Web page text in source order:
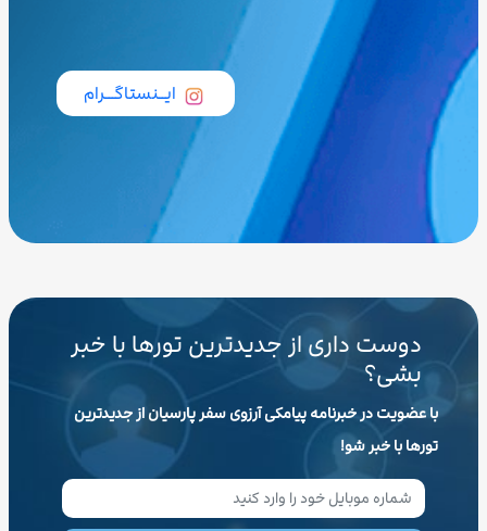
ایــنستاگـــرام
دوست داری از جدیدترین تورها با خبر
بشی؟
با عضویت در خبرنامه پیامکی آرزوی سفر پارسیان از جدیدترین
تورها با خبر شو!